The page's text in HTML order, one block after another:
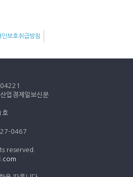
인보호취급방침
업경제일보신문
호
0467
reserved.